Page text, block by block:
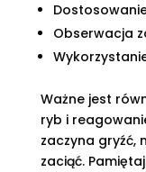
Obserwacja
Ważne jest
ryb i
zaczyna gryźć,
zaciąć.